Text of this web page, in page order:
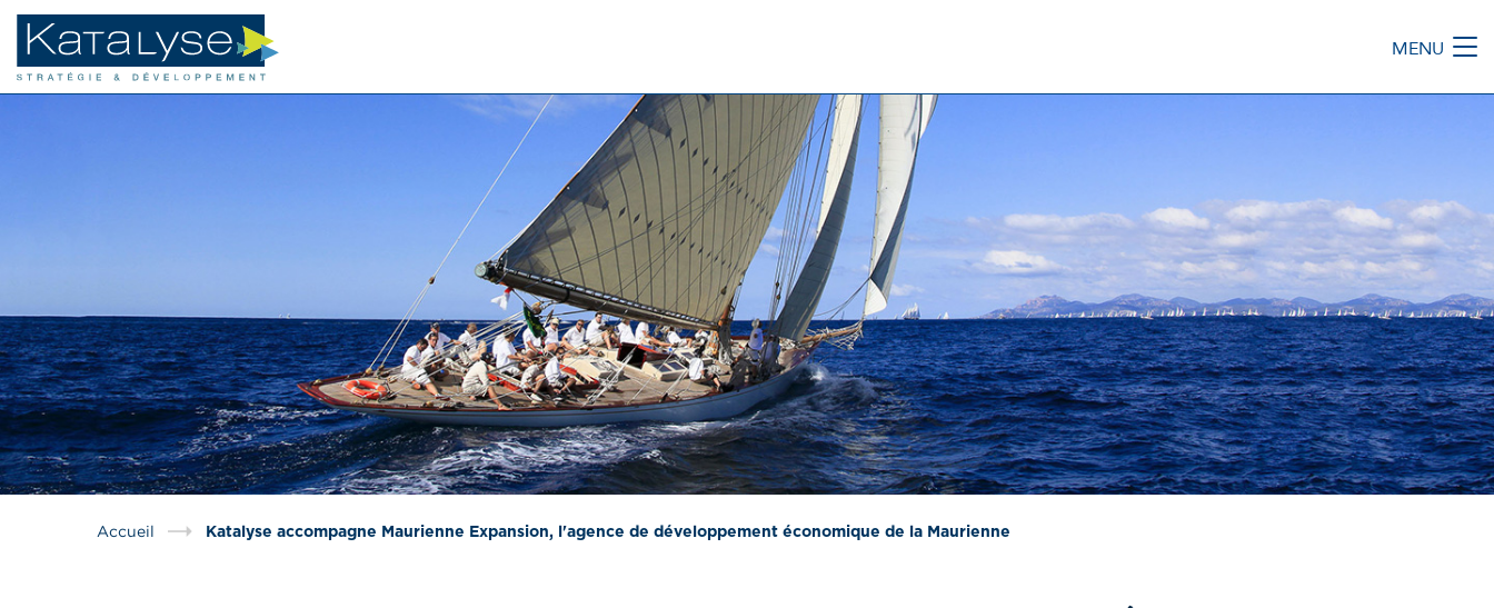
MENU
Accueil Katalyse accompagne Maurienne Expansion, l'agence de développement économique de la Maurienne